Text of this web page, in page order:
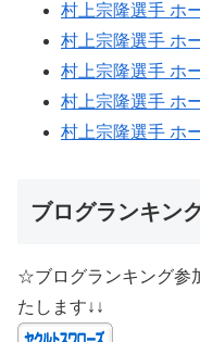
村上宗隆選手 ホ
村上宗隆選手 ホ
村上宗隆選手 ホ
村上宗隆選手 ホ
村上宗隆選手 ホ
ブログランキン
☆ブログランキング参
たします↓↓